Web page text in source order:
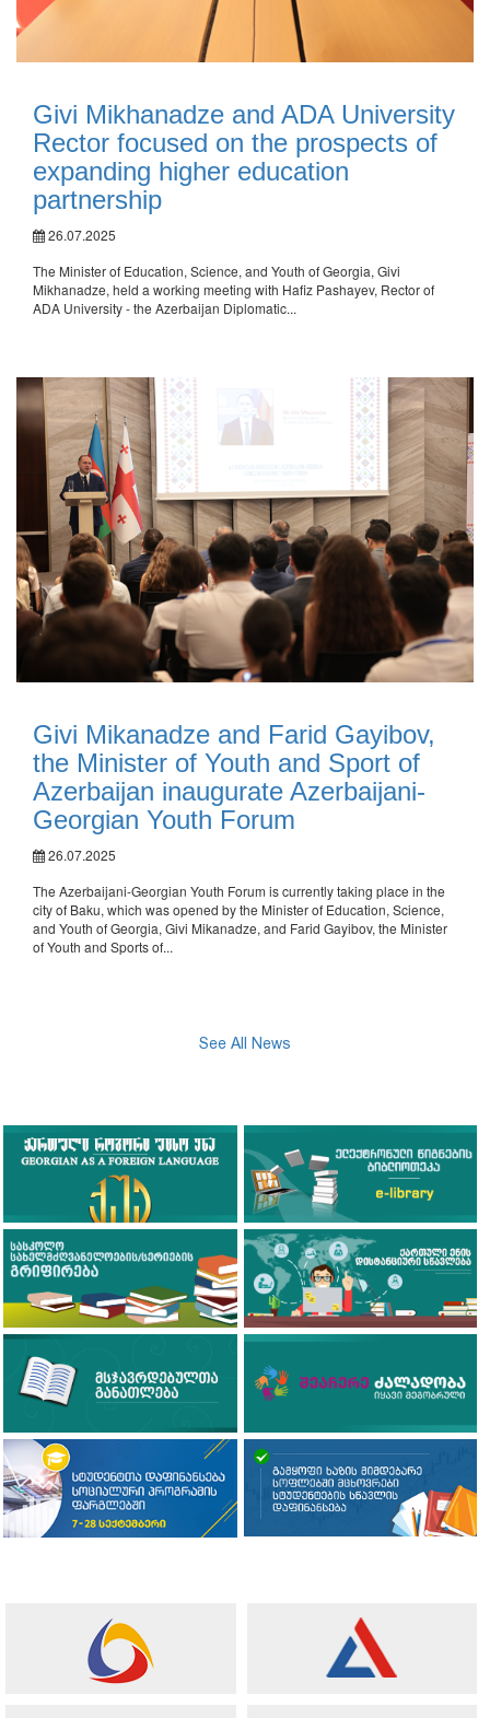
Givi Mikhanadze and ADA University
Rector focused on the prospects of
expanding higher education
partnership
26.07.2025
The Minister of Education, Science, and Youth of Georgia, Givi
Mikhanadze, held a working meeting with Hafiz Pashayev, Rector of
ADA University - the Azerbaijan Diplomatic...
Givi Mikanadze and Farid Gayibov,
the Minister of Youth and Sport of
Azerbaijan inaugurate Azerbaijani-
Georgian Youth Forum
26.07.2025
The Azerbaijani-Georgian Youth Forum is currently taking place in the
city of Baku, which was opened by the Minister of Education, Science,
and Youth of Georgia, Givi Mikanadze, and Farid Gayibov, the Minister
of Youth and Sports of...
See All News